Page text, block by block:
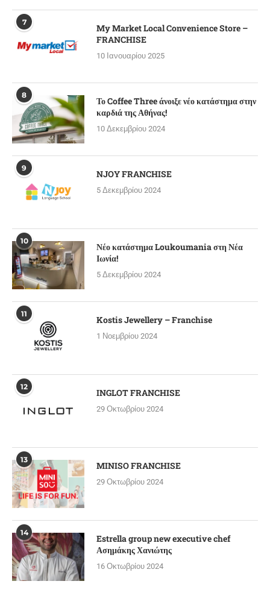
7
My Market Local Convenience Store –
FRANCHISE
10 Ιανουαρίου 2025
8
Το Coffee Three άνοιξε νέο κατάστημα στην
καρδιά της Αθήνας!
10 Δεκεμβρίου 2024
9 NJOY FRANCHISE
5 Δεκεμβρίου 2024
10
Νέο κατάστημα Loukoumania στη Νέα
Ιωνία!
5 Δεκεμβρίου 2024
11 Kostis Jewellery – Franchise
1 Νοεμβρίου 2024
12 INGLOT FRANCHISE
29 Οκτωβρίου 2024
13 MINISO FRANCHISE
29 Οκτωβρίου 2024
14
Estrella group new executive chef
Ασημάκης Χανιώτης
16 Οκτωβρίου 2024